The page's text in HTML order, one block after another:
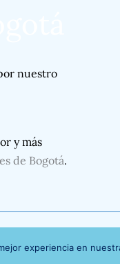
nuestro
y más
de Bogotá.
experiencia en